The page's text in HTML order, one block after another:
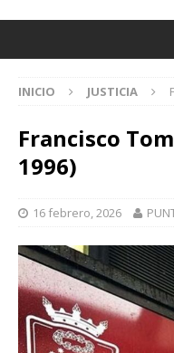
INICIO JUSTICIA
Francisco
1996)
16 febrero, 2026